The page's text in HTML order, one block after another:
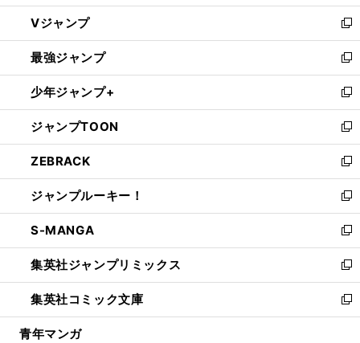
ウ
ィ
ン
ド
ウ
で
開
く
し
い
ウ
ィ
ン
ド
ウ
で
開
く
Vジャンプ
新
し
い
ウ
ィ
ン
ド
ウ
で
開
く
最強ジャンプ
新
し
い
ウ
ィ
ン
ド
ウ
で
開
く
少年ジャンプ+
新
し
い
ウ
ィ
ン
ド
ウ
で
開
く
ジャンプTOON
新
し
い
ウ
ィ
ン
ド
ウ
で
開
く
ZEBRACK
新
し
い
ウ
ィ
ン
ド
ウ
で
開
ジャンプルーキー！
新
し
い
ウ
ィ
ン
ド
ウ
S-MANGA
新
し
い
ウ
ィ
ン
集英社ジャンプリミックス
新
し
い
ウ
集英社コミック文庫
新
し
青年マンガ